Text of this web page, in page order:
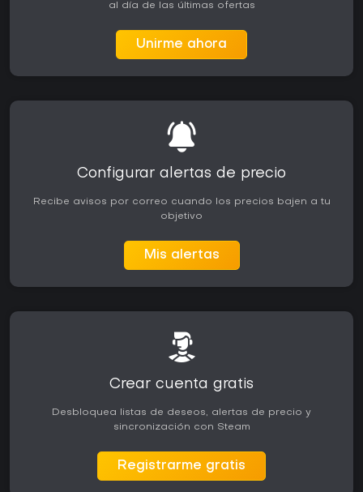
al día de las últimas ofertas
Unirme ahora
Configurar alertas de precio
Recibe avisos por correo cuando los precios bajen a tu
objetivo
Mis alertas
Crear cuenta gratis
Desbloquea listas de deseos, alertas de precio y
sincronización con Steam
Registrarme gratis